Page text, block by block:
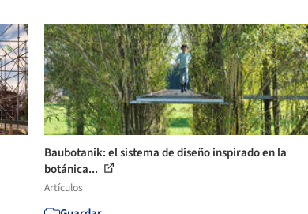
Baubotanik: el sistema de diseño inspirado en la
botánica...
Artículos